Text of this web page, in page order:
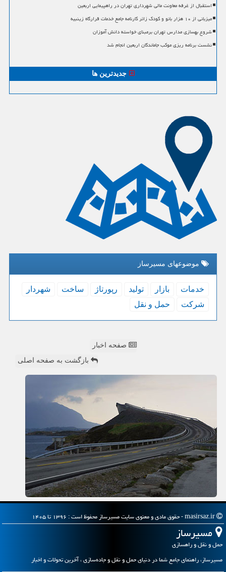
استقبال از غرفه معاونت مالی شهرداری تهران در راهپیمایی اربعین
میزبانی از ۱۰ هزار بانو و کودک زائر کارنامه جامع خدمات قرارگاه زینبیه
شروع بهسازی مدارس تهران برمبنای خواسته دانش آموزان
نشست برنامه ریزی موکب جاماندگان اربعین انجام شد
جدیدترین ها
موضوعهای مسیرساز
خدمات بازار تولید رپورتاژ ساخت
شهردار
شركت
حمل و نقل
صفحه اخبار
بازگشت به صفحه اصلی
مسیرساز
حمل و نقل و راهسازی
مسیرساز، راهنمای جامع شما در دنیای حمل و نقل و جاده‌سازی ، آخرین تحولات و اخبار